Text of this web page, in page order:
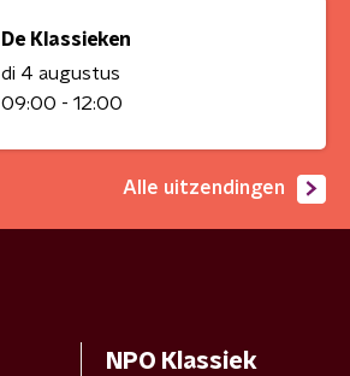
De Klassieken
di 4 augustus
09:00 - 12:00
Alle uitzendingen
NPO Klassiek